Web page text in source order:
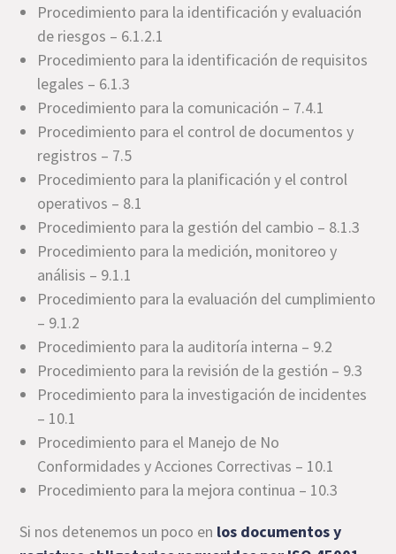
Procedimiento para la identificación y evaluación
de riesgos – 6.1.2.1
Procedimiento para la identificación de requisitos
legales – 6.1.3
Procedimiento para la comunicación – 7.4.1
Procedimiento para el control de documentos y
registros – 7.5
Procedimiento para la planificación y el control
operativos – 8.1
Procedimiento para la gestión del cambio – 8.1.3
Procedimiento para la medición, monitoreo y
análisis – 9.1.1
Procedimiento para la evaluación del cumplimiento
– 9.1.2
Procedimiento para la auditoría interna – 9.2
Procedimiento para la revisión de la gestión – 9.3
Procedimiento para la investigación de incidentes
– 10.1
Procedimiento para el Manejo de No
Conformidades y Acciones Correctivas – 10.1
Procedimiento para la mejora continua – 10.3
Si nos detenemos un poco en los documentos y